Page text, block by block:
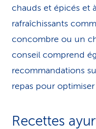
chauds et épicés et
rafraîchissants
concombre ou un
conseil comprend
recommandations
repas pour
Recettes